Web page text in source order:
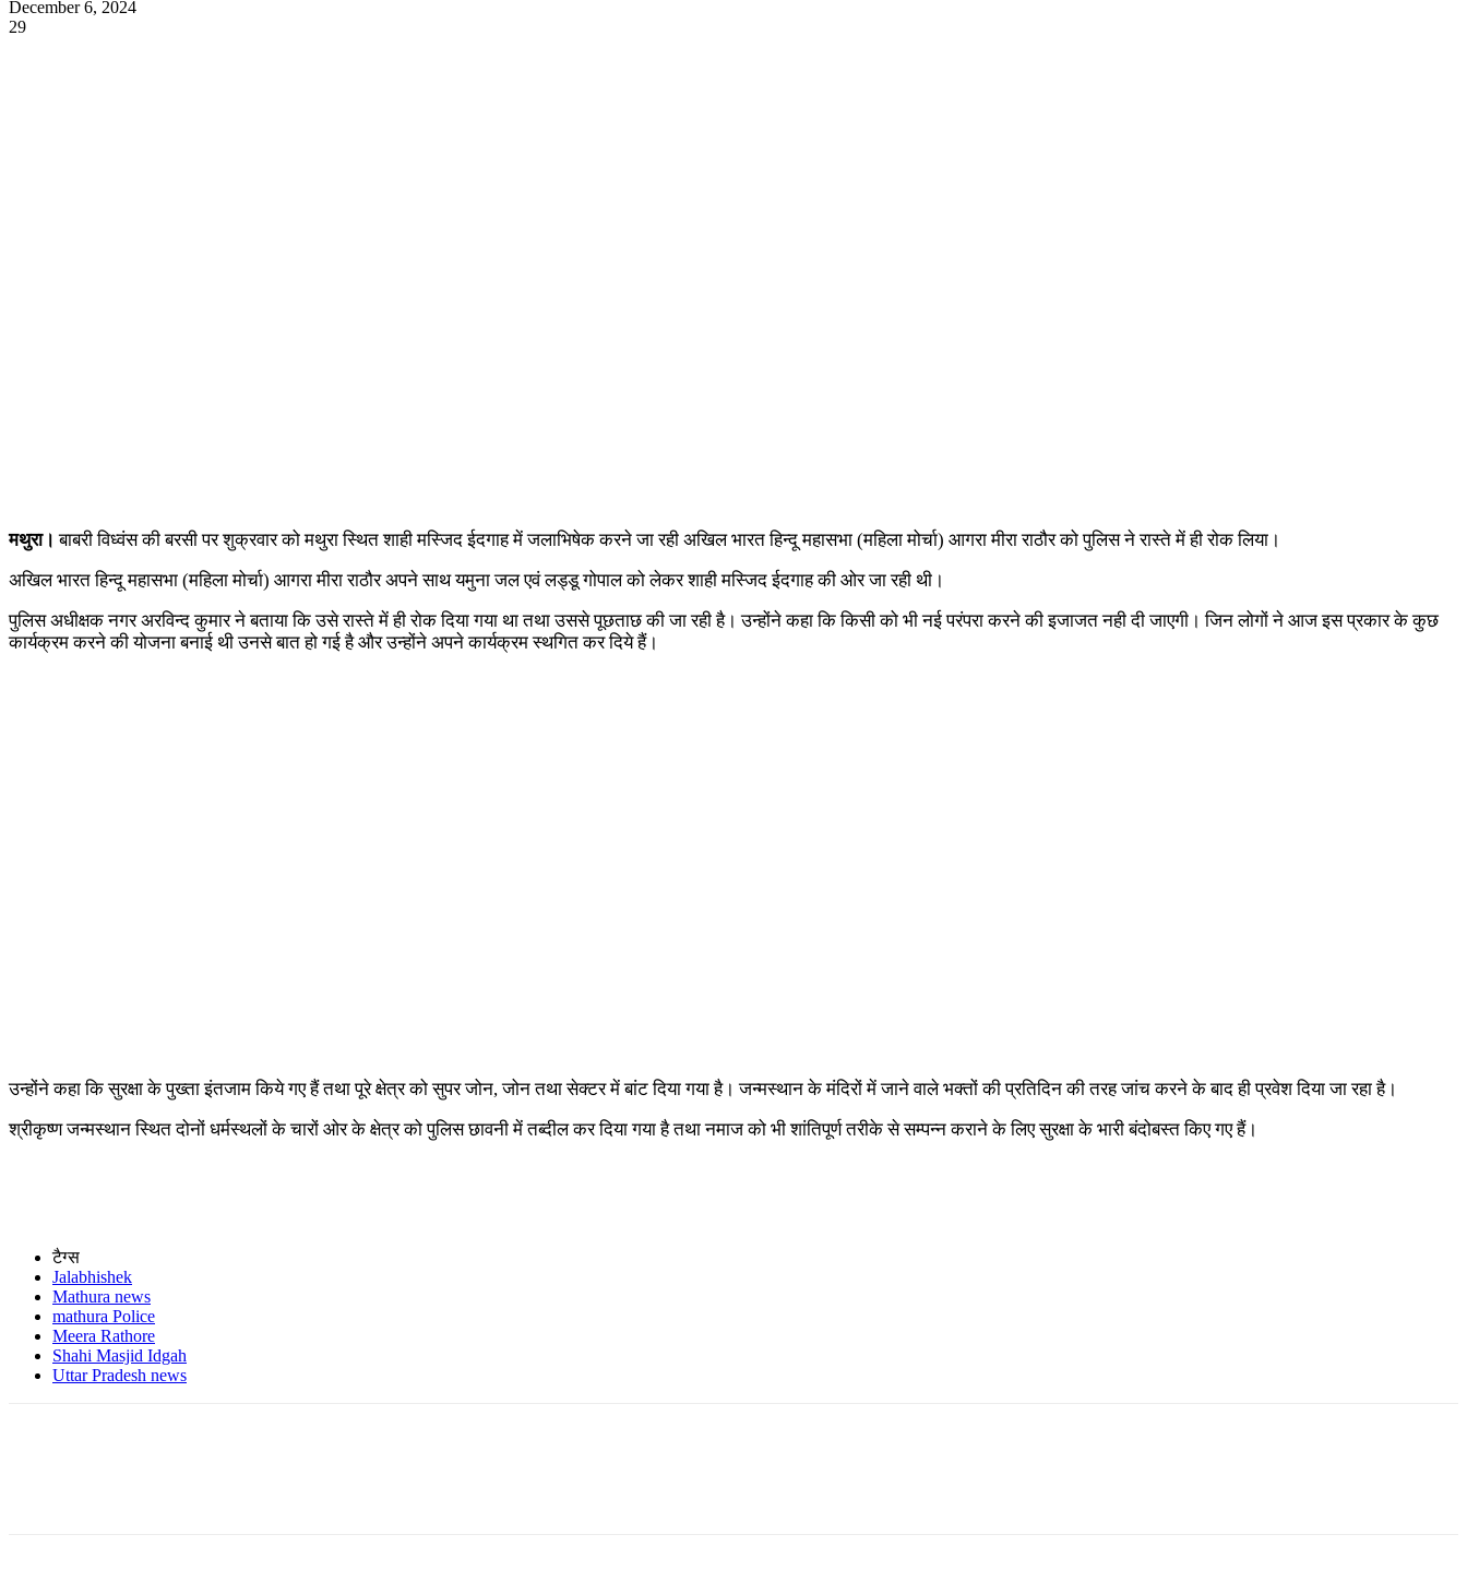
December 6, 2024
29
मथुरा। बाबरी विध्वंस की बरसी पर शुक्रवार को मथुरा स्थित शाही मस्जिद ईदगाह में जलाभिषेक करने जा रही अखिल भारत हिन्दू महासभा (महिला मोर्चा) आगरा मीरा राठौर को पुलिस ने रास्ते में ही रोक लिया।
अखिल भारत हिन्दू महासभा (महिला मोर्चा) आगरा मीरा राठौर अपने साथ यमुना जल एवं लड्डू गोपाल को लेकर शाही मस्जिद ईदगाह की ओर जा रही थी।
पुलिस अधीक्षक नगर अरविन्द कुमार ने बताया कि उसे रास्ते में ही रोक दिया गया था तथा उससे पूछताछ की जा रही है। उन्होंने कहा कि किसी को भी नई परंपरा करने की इजाजत नही दी जाएगी। जिन लोगों ने आज इस प्रकार के कुछ
कार्यक्रम करने की योजना बनाई थी उनसे बात हो गई है और उन्होंने अपने कार्यक्रम स्थगित कर दिये हैं।
उन्होंने कहा कि सुरक्षा के पुख्ता इंतजाम किये गए हैं तथा पूरे क्षेत्र को सुपर जोन, जोन तथा सेक्टर में बांट दिया गया है। जन्मस्थान के मंदिरों में जाने वाले भक्तों की प्रतिदिन की तरह जांच करने के बाद ही प्रवेश दिया जा रहा है।
श्रीकृष्ण जन्मस्थान स्थित दोनों धर्मस्थलों के चारों ओर के क्षेत्र को पुलिस छावनी में तब्दील कर दिया गया है तथा नमाज को भी शांतिपूर्ण तरीके से सम्पन्न कराने के लिए सुरक्षा के भारी बंदोबस्त किए गए हैं।
टैग्स
Jalabhishek
Mathura news
mathura Police
Meera Rathore
Shahi Masjid Idgah
Uttar Pradesh news